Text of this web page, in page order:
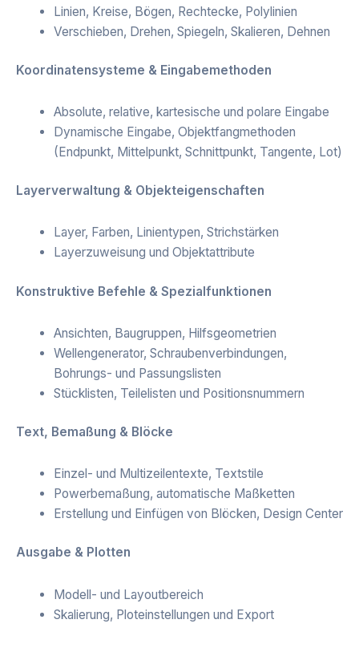
Linien, Kreise, Bögen, Rechtecke, Polylinien
Verschieben, Drehen, Spiegeln, Skalieren, Dehnen
Koordinatensysteme & Eingabemethoden
Absolute, relative, kartesische und polare Eingabe
Dynamische Eingabe, Objektfangmethoden
(Endpunkt, Mittelpunkt, Schnittpunkt, Tangente, Lot)
Layerverwaltung & Objekteigenschaften
Layer, Farben, Linientypen, Strichstärken
Layerzuweisung und Objektattribute
Konstruktive Befehle & Spezialfunktionen
Ansichten, Baugruppen, Hilfsgeometrien
Wellengenerator, Schraubenverbindungen,
Bohrungs- und Passungslisten
Stücklisten, Teilelisten und Positionsnummern
Text, Bemaßung & Blöcke
Einzel- und Multizeilentexte, Textstile
Powerbemaßung, automatische Maßketten
Erstellung und Einfügen von Blöcken, Design Center
Ausgabe & Plotten
Modell- und Layoutbereich
Skalierung, Ploteinstellungen und Export